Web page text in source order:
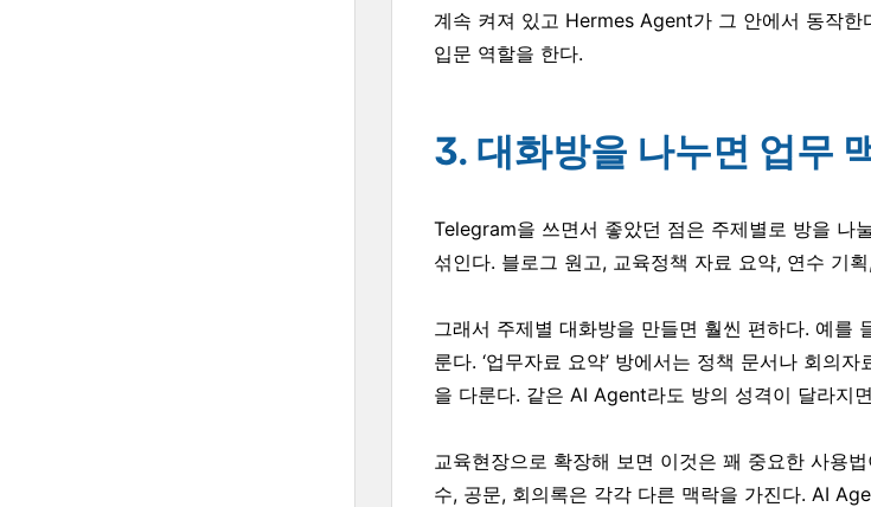
계속 켜져 있고 Hermes Agent가 그 안에서 동작
입문 역할을 한다.
3. 대화방을 나누면 업무
Telegram을 쓰면서 좋았던 점은 주제별로 방을 나
섞인다. 블로그 원고, 교육정책 자료 요약, 연수 기
그래서 주제별 대화방을 만들면 훨씬 편하다. 예를
룬다. ‘업무자료 요약’ 방에서는 정책 문서나 회의
을 다룬다. 같은 AI Agent라도 방의 성격이 달라지
교육현장으로 확장해 보면 이것은 꽤 중요한 사용
수, 공문, 회의록은 각각 다른 맥락을 가진다. AI